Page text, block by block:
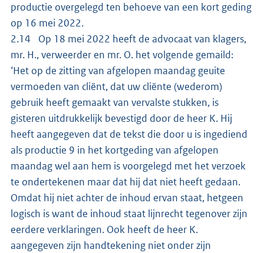
productie overgelegd ten behoeve van een kort geding
op 16 mei 2022.
2.14 Op 18 mei 2022 heeft de advocaat van klagers,
mr. H., verweerder en mr. O. het volgende gemaild:
‘Het op de zitting van afgelopen maandag geuite
vermoeden van cliënt, dat uw cliënte (wederom)
gebruik heeft gemaakt van vervalste stukken, is
gisteren uitdrukkelijk bevestigd door de heer K. Hij
heeft aangegeven dat de tekst die door u is ingediend
als productie 9 in het kortgeding van afgelopen
maandag wel aan hem is voorgelegd met het verzoek
te ondertekenen maar dat hij dat niet heeft gedaan.
Omdat hij niet achter de inhoud ervan staat, hetgeen
logisch is want de inhoud staat lijnrecht tegenover zijn
eerdere verklaringen. Ook heeft de heer K.
aangegeven zijn handtekening niet onder zijn